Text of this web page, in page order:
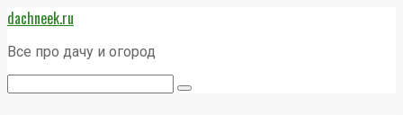
Перейти
к
контенту
dachneek.ru
Все про дачу и огород